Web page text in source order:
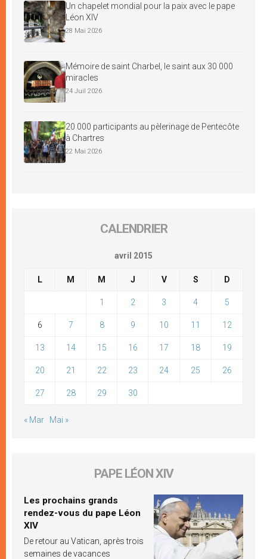
Un chapelet mondial pour la paix avec le pape
Léon XIV
28 Mai 2026
Mémoire de saint Charbel, le saint aux 30 000
miracles
24 Juil 2026
20 000 participants au pèlerinage de Pentecôte
à Chartres
22 Mai 2026
CALENDRIER
avril 2015
L M M J V S D
1 2 3 4 5
6 7 8 9 10 11 12
13 14 15 16 17 18 19
20 21 22 23 24 25 26
27 28 29 30
« Mar Mai »
PAPE LÉON XIV
Les prochains grands
rendez-vous du pape Léon
XIV
De retour au Vatican, après trois
semaines de vacances